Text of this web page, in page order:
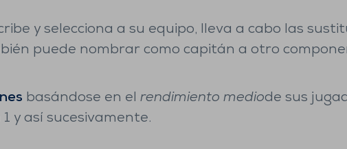
y selecciona a su equipo, lleva a cabo las
puede nombrar como capitán a otro
basándose en el rendimiento mediode sus
y así sucesivamente.